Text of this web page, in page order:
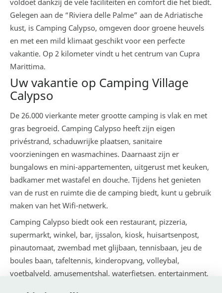
voldoet dankzij de vele faciliteiten en comfort die het biedt.
Gelegen aan de “Riviera delle Palme” aan de Adriatische
kust, is Camping Calypso, omgeven door groene heuvels
en met een mild klimaat geschikt voor een perfecte
vakantie. Op 2 kilometer vindt u het centrum van Cupra
Marittima.
Uw vakantie op Camping Village
Calypso
De 26.000 vierkante meter grootte camping is vlak en met
gras begroeid. Camping Calypso heeft zijn eigen
privéstrand, schaduwrijke plaatsen, sanitaire
voorzieningen en wasmachines. Daarnaast zijn er
bungalows en mini-appartementen, uitgerust met keuken,
badkamer met wastafel en douche. Tijdens het genieten
van de rust en ruimte die de camping biedt, kunt u gebruik
maken van het Wifi-netwerk.
Camping Calypso biedt ook een restaurant, pizzeria,
supermarkt, winkel, bar, ijssalon, kiosk, huisartsenpost,
pinautomaat, zwembad met glijbaan, tennisbaan, jeu de
boules baan, tafeltennis, kinderopvang, volleybal,
voetbalveld, amusementshal, waterfietsen, entertainment,